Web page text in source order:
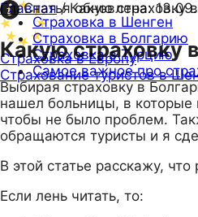
Страховка в Европу
Страхование туристов в
Страховка в Шенген
Страховка в Болгарию
Страховка в Турцию
Самое важное про
Главная / Какую страховку
Статья обновлена:
Какую страховку
Выбирая страховку в
нашел больницы, в которые
чтобы не было проблем.
обращаются туристы и я
В этой статье расскажу,
Если лень читать, то: